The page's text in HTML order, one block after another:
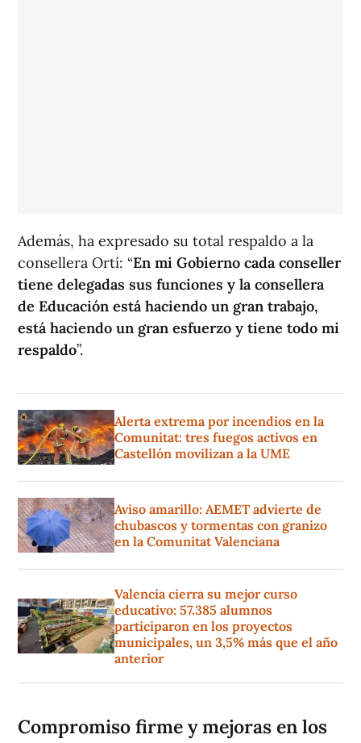
Además, ha expresado su total respaldo a la
consellera Ortí: “En mi Gobierno cada conseller
tiene delegadas sus funciones y la consellera
de Educación está haciendo un gran trabajo,
está haciendo un gran esfuerzo y tiene todo mi
respaldo”.
Alerta extrema por incendios en la
Comunitat: tres fuegos activos en
Castellón movilizan a la UME
Aviso amarillo: AEMET advierte de
chubascos y tormentas con granizo
en la Comunitat Valenciana
Valencia cierra su mejor curso
educativo: 57.385 alumnos
participaron en los proyectos
municipales, un 3,5% más que el año
anterior
Compromiso firme y mejoras en los